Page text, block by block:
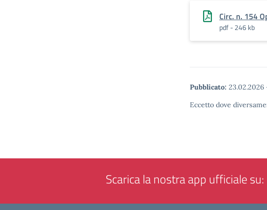
Circ. n. 154
pdf - 246 kb
Pubblicato: 23.02.2026
Eccetto dove
Scarica la nostra app ufficiale su: